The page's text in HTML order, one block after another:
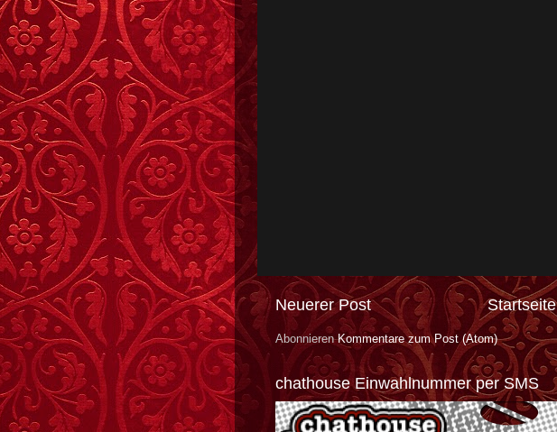
Neuerer Post Startseite
AbonnierenKommentare zum Post (Atom)
chathouse Einwahlnummer per SMS